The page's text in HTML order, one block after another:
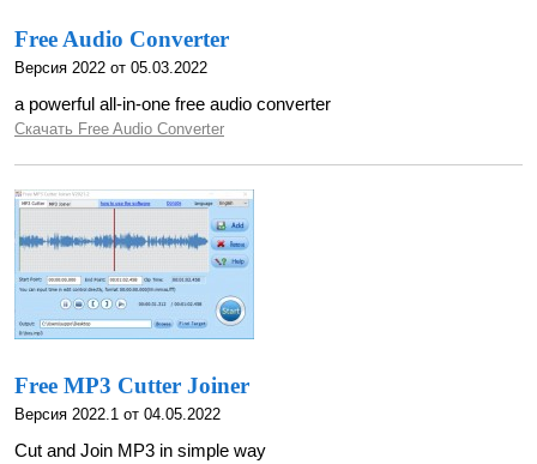
Free Audio Converter
Версия 2022 от 05.03.2022
a powerful all-in-one free audio converter
Скачать Free Audio Converter
Free MP3 Cutter Joiner
Версия 2022.1 от 04.05.2022
Cut and Join MP3 in simple way